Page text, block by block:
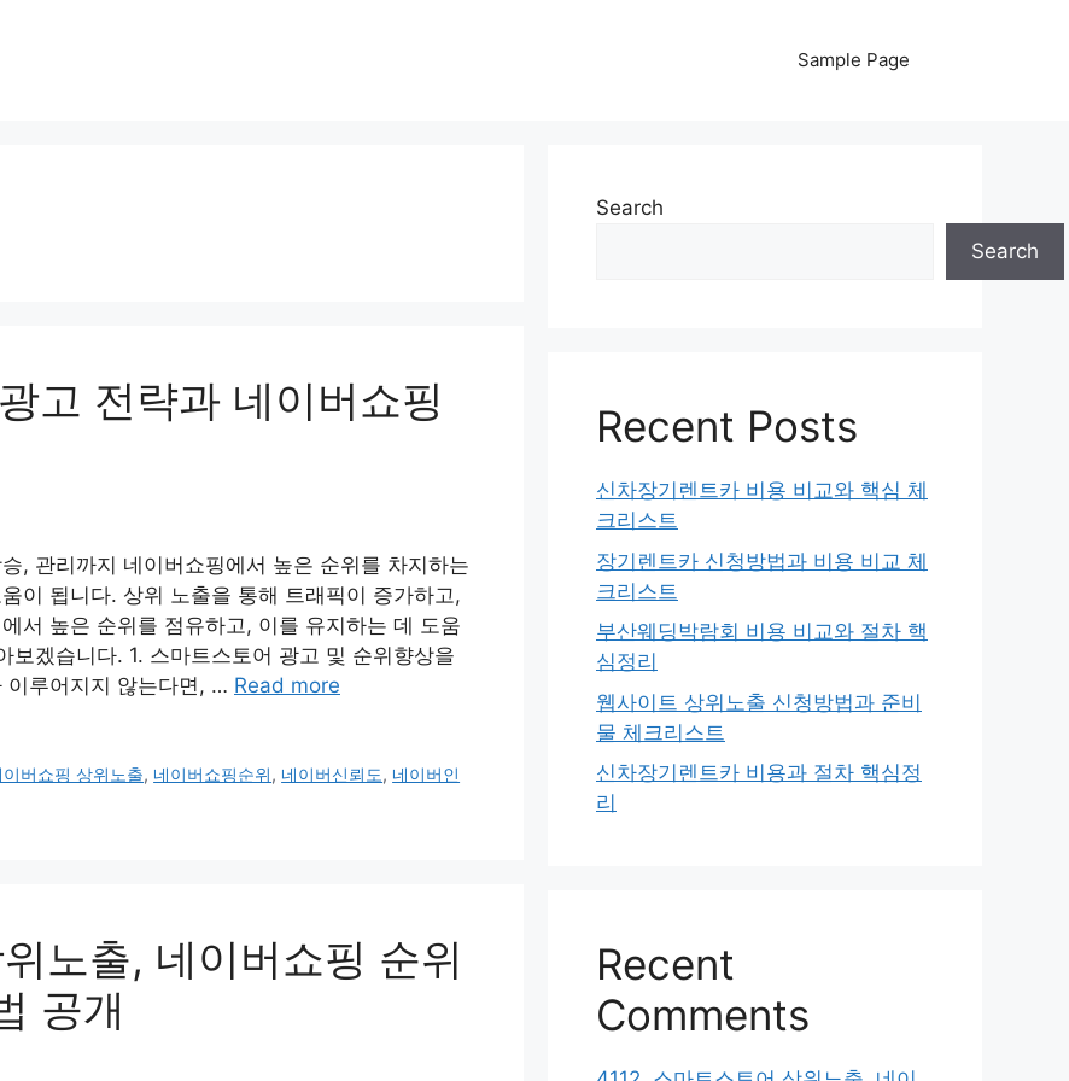
Sample Page
고 전략과 네이버쇼핑
, 관리까지 네이버쇼핑에서 높은 순위를 차지하는
이 됩니다. 상위 노출을 통해 트래픽이 증가하고,
서 높은 순위를 점유하고, 이를 유지하는 데 도움
겠습니다. 1. 스마트스토어 광고 및 순위향상을
이루어지지 않는다면, … Read more
이버쇼핑 상위노출, 네이버쇼핑순위, 네이버신뢰도, 네이버인
노출, 네이버쇼핑 순위
공개
Search
Search
Recent Posts
신차장기렌트카 비용 비교와 핵심 체
크리스트
장기렌트카 신청방법과 비용 비교 체
크리스트
부산웨딩박람회 비용 비교와 절차 핵
심정리
웹사이트 상위노출 신청방법과 준비
물 체크리스트
신차장기렌트카 비용과 절차 핵심정
리
Recent
Comments